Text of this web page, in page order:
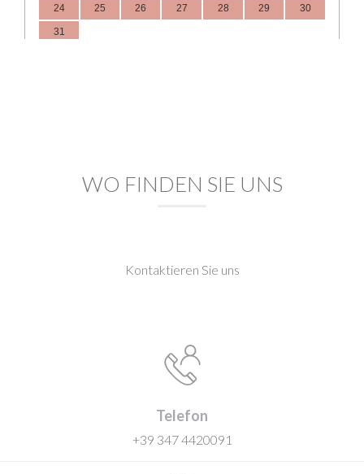
WO FINDEN SIE UNS
Kontaktieren Sie uns
Telefon
+39 347 4420091